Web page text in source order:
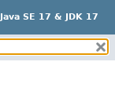
Java SE 17 & JDK 17